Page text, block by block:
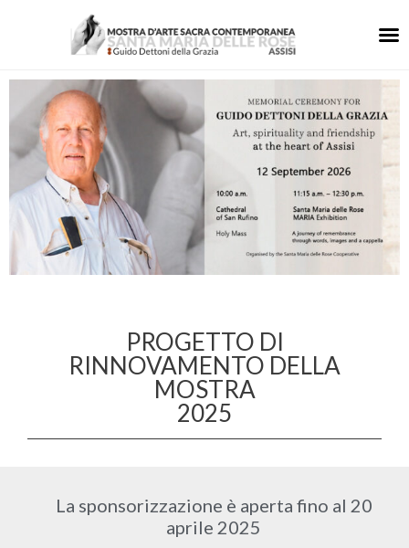
PROGETTO DI
RINNOVAMENTO DELLA
MOSTRA
2025
La sponsorizzazione è aperta fino al 20
aprile 2025